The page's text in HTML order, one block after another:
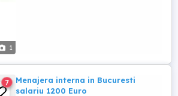
1
7
Menajera interna in Bucuresti
salariu 1200 Euro